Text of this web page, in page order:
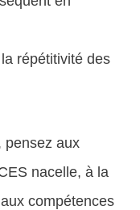
répétitivité des
pensez aux
nacelle, à la
compétences